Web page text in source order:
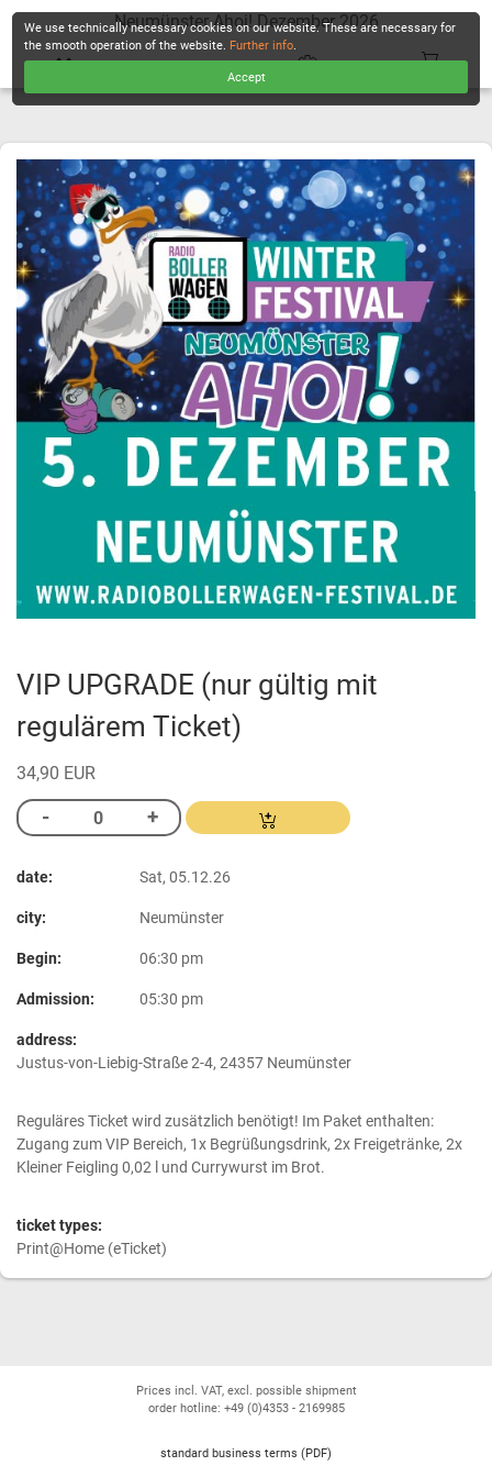
Neumünster Ahoi! Dezember 2026
VIP UPGRADE (nur gültig mit
regulärem Ticket)
34,90 EUR
date: Sat, 05.12.26
city: Neumünster
Begin: 06:30 pm
Admission: 05:30 pm
address:
Justus-von-Liebig-Straße 2-4, 24357 Neumünster
Reguläres Ticket wird zusätzlich benötigt! Im Paket enthalten:
Zugang zum VIP Bereich, 1x Begrüßungsdrink, 2x Freigetränke, 2x
Kleiner Feigling 0,02 l und Currywurst im Brot.
ticket types:
Print@Home (eTicket)
We use technically necessary cookies on our website. These are necessary for
the smooth operation of the website. Further info.
Accept
Prices incl. VAT, excl. possible shipment
order hotline: +49 (0)4353 - 2169985
standard business terms (PDF)